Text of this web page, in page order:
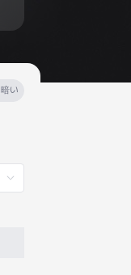
暗い